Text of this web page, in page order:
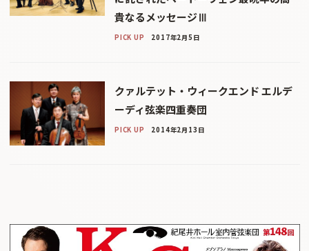
貴なるメッセージⅢ
PICK UP 2017年2月5日
クァルテット・ウィークエンド エルデ
ーディ弦楽四重奏団
PICK UP 2014年2月13日